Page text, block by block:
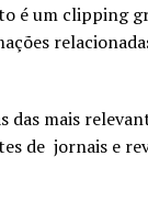
é um clipping
das mais
de jornais e